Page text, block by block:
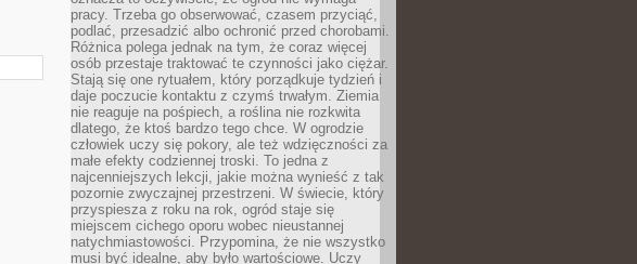
pracy. Trzeba go obserwować, czasem przyciąć,
podlać, przesadzić albo ochronić przed chorobami.
Różnica polega jednak na tym, że coraz więcej
osób przestaje traktować te czynności jako ciężar.
Stają się one rytuałem, który porządkuje tydzień i
daje poczucie kontaktu z czymś trwałym. Ziemia
nie reaguje na pośpiech, a roślina nie rozkwita
dlatego, że ktoś bardzo tego chce. W ogrodzie
człowiek uczy się pokory, ale też wdzięczności za
małe efekty codziennej troski. To jedna z
najcenniejszych lekcji, jakie można wynieść z tak
pozornie zwyczajnej przestrzeni. W świecie, który
przyspiesza z roku na rok, ogród staje się
miejscem cichego oporu wobec nieustannej
natychmiastowości. Przypomina, że nie wszystko
musi być idealne, aby było wartościowe. Uczy